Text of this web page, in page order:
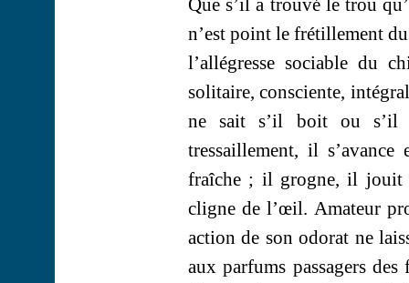
n’est point le frétillement
l’allégresse sociable du
solitaire, consciente,
ne sait s’il boit ou s’il
tressaillement, il
fraîche ; il grogne, il jouit
cligne de l’œil. Amateur
action de son odorat ne
aux parfums passagers